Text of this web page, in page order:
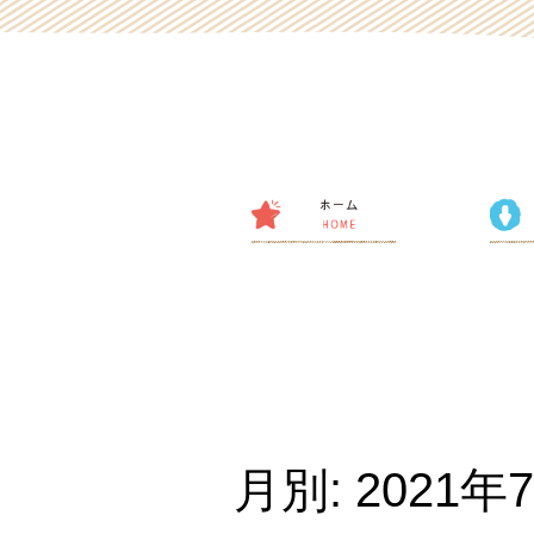
月別: 2021年